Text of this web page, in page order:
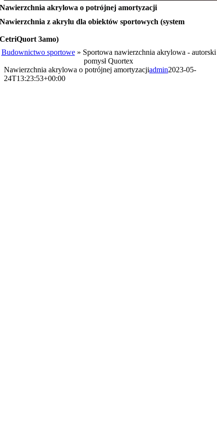
Nawierzchnia akrylowa o potrójnej amortyzacji
Nawierzchnia z akrylu dla obiektów sportowych (system
CetriQuort 3amo)
Budownictwo sportowe» Sportowa nawierzchnia akrylowa - autorski
pomysł Quortex
Nawierzchnia akrylowa o potrójnej amortyzacjiadmin2023-05-
24T13:23:53+00:00